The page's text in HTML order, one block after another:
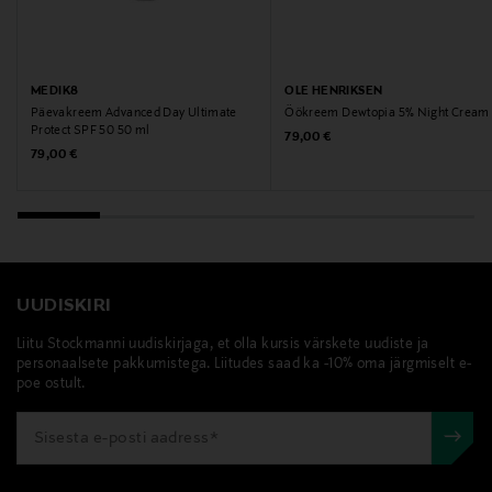
MEDIK8
Päevakreem Advanced Day Ultimate
Protect SPF 50 50 ml
Original Price
79,00 €
OLE HENRIKSEN
Öökreem Dewtopia 5% Night Cream
Original Price
79,00 €
UUDISKIRI
Liitu Stockmanni uudiskirjaga, et olla kursis värskete uudiste ja
personaalsete pakkumistega. Liitudes saad ka -10% oma järgmiselt e-
poe ostult.